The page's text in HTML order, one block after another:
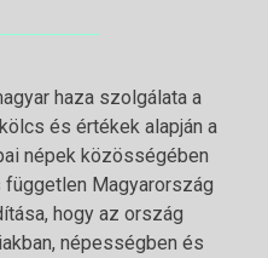
haza szolgálata a
és értékek alapján a
népek közösségében
Magyarország
hogy az ország
népességben és